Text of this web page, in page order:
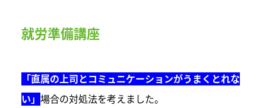
就労準備講座
「直属の上司とコミュニケーションがうまくとれな
い」 場合の対処法を考えました。